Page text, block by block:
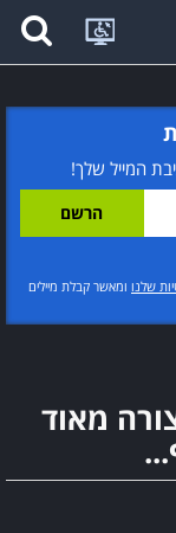
המייל שלך!
שלנו ומאשר קבלת מיילים
מאוד